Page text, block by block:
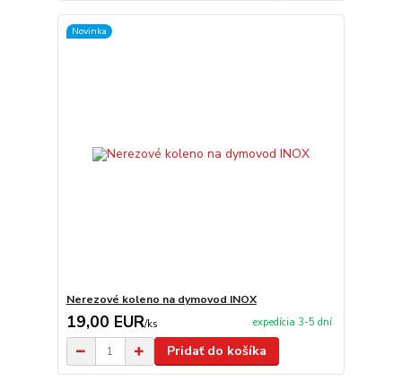
Novinka
Nerezové koleno na dymovod INOX
19,00 EUR/ks expedícia 3-5 dní
Pridať do košíka